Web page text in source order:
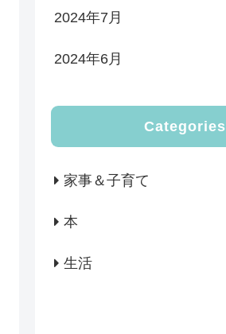
2024年7月
2024年6月
Categories
家事＆子育て
本
生活